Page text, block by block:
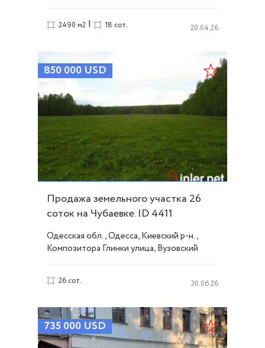
2490 м2 | 18 сот. 20.04.26
850 000 USD
Продажа земельного участка 26
соток на Чубаевке. ID 4411
Одесская обл., Одесса, Киевский р-н.,
Композитора Глинки улица, Вузовский
26 сот. 30.06.26
735 000 USD